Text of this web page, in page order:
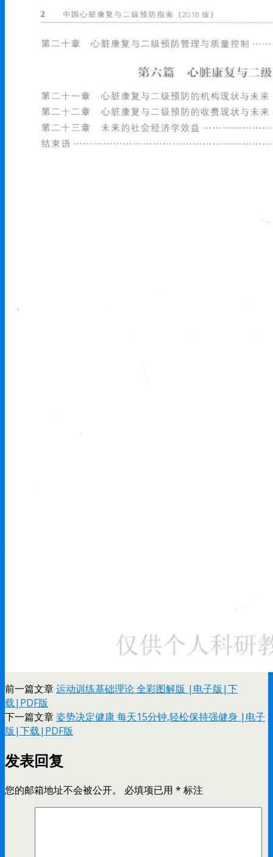
前一篇文章运动训练基础理论 全彩图解版 |电子版|下
载|PDF版
下一篇文章姿势决定健康 每天15分钟,轻松保持强健身 |电子
版|下载|PDF版
发表回复
您的邮箱地址不会被公开。 必填项已用 * 标注